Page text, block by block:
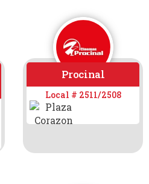
Procinal
Local # 2511/2508